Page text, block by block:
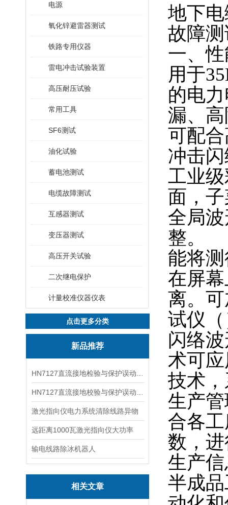
电源
氧化锌避雷器测试
铁路专用仪器
雷电冲击试验装置
高压耐压试验
常用工具
SF6测试
油化试验
蓄电池测试
电缆故障测试
互感器测试
变压器测试
高压开关试验
二次继电保护
计量校准仪器仪表
点击更多分类
新品推荐
激光指向仪电力系统清除线路异物
远距离1000瓦激光指向仪大功率
输电线路除冰机器人
相关文章
地下
故障
一、
用于
的电
漏、
可配
冲击
工业
面，
全局
整。
能将
在屏
离。
试仪
闪络
术可
技术
生产
合各
数，
生产
半成